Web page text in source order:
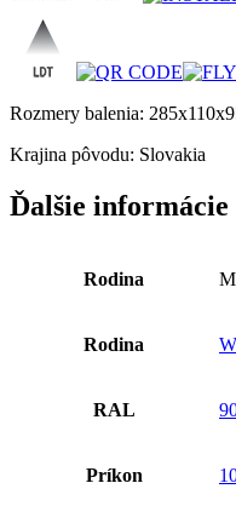
Rozmery balenia:
Krajina pôvodu: Slovakia
Ďalšie informácie
Rodina
Rodina
RAL
Príkon